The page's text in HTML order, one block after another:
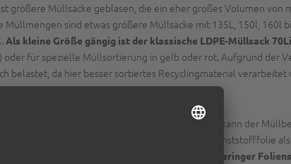
größere Müllsäcke geblasen, die ein eher großes Volumen von
sind etwas größere Müllsäcke mit 135L, 150l, 160l
Als kleine Größe gängig ist der klassische LDPE-Müllsack
für spezielle Müllsortierung in gelb oder rot. Aufgrund der
belastet, da hier besser sortiertes Recyclingmaterial
die sehr hohe Materialsteifigkeit und Zähigkeit kann der
zu garantieren, bedarf es folglich weniger Kunststofffolie
ökonomischen Gründen auf die Verwendung geringer